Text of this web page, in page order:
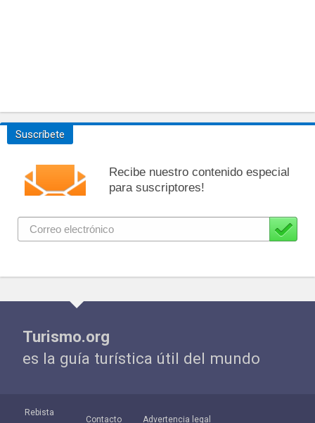
Suscríbete
Recibe nuestro contenido especial
para suscriptores!
Turismo.org
es la guía turística útil del mundo
Rebista
Contacto Advertencia legal